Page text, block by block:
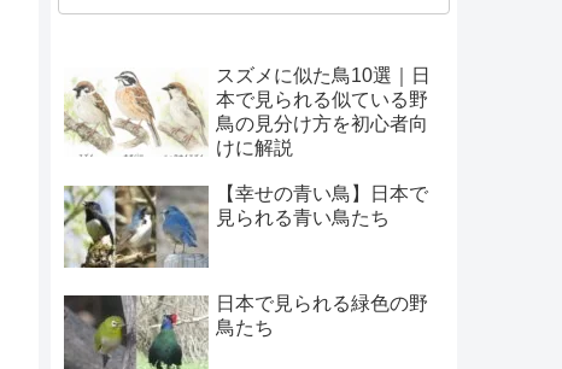
スズメに似た鳥10選｜日
本で見られる似ている野
鳥の見分け方を初心者向
けに解説
【幸せの青い鳥】日本で
見られる青い鳥たち
日本で見られる緑色の野
鳥たち